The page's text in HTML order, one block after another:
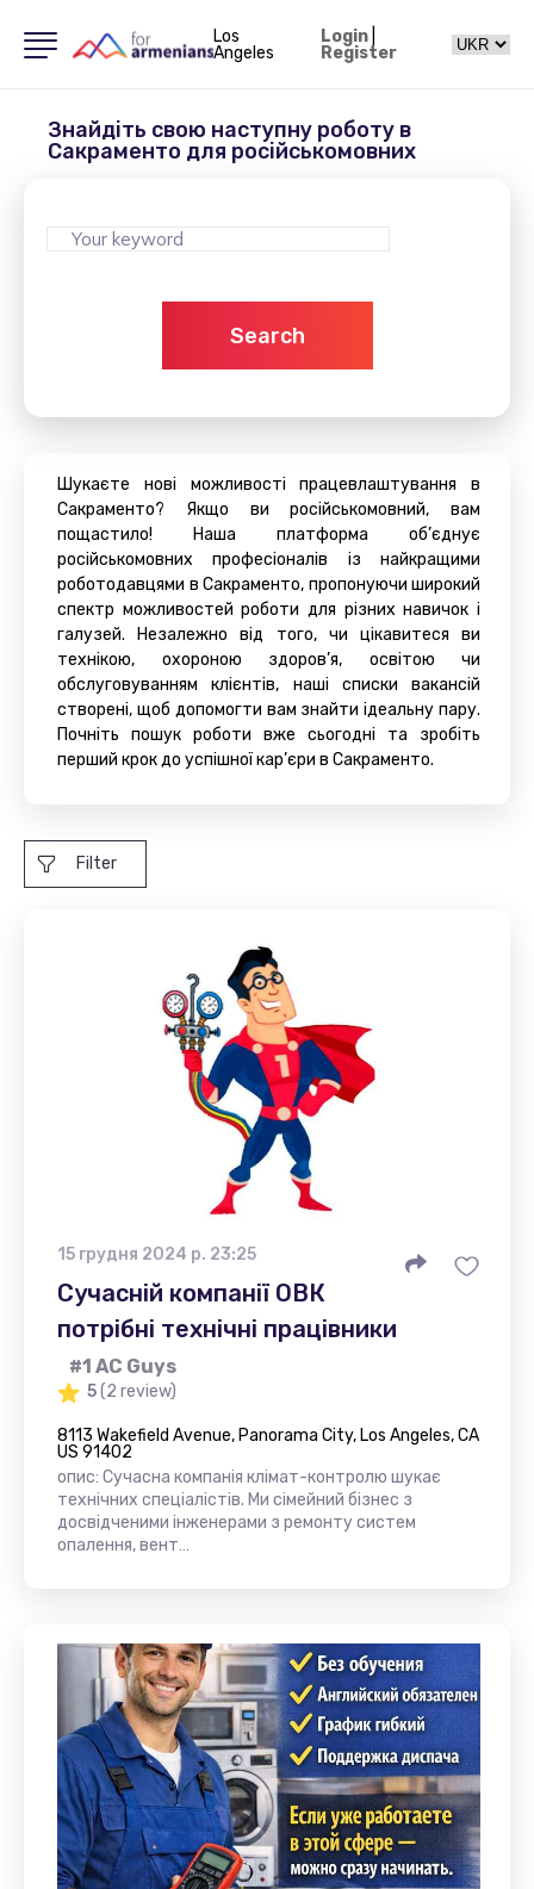
Los
Angeles
Login|
Register
Знайдіть свою наступну роботу в
Сакраменто для російськомовних
Search
Шукаєте нові можливості працевлаштування в
Сакраменто? Якщо ви російськомовний, вам
пощастило! Наша платформа об’єднує
російськомовних професіоналів із найкращими
роботодавцями в Сакраменто, пропонуючи широкий
спектр можливостей роботи для різних навичок і
галузей. Незалежно від того, чи цікавитеся ви
технікою, охороною здоров’я, освітою чи
обслуговуванням клієнтів, наші списки вакансій
створені, щоб допомогти вам знайти ідеальну пару.
Почніть пошук роботи вже сьогодні та зробіть
перший крок до успішної кар’єри в Сакраменто.
Filter
15 грудня 2024 р. 23:25
Сучасній компанії ОВК
потрібні технічні працівники
#1 AC Guys
5(2 review)
8113 Wakefield Avenue, Panorama City, Los Angeles, CA
US 91402
опис: Сучасна компанія клімат-контролю шукає
технічних спеціалістів. Ми сімейний бізнес з
досвідченими інженерами з ремонту систем
опалення, вент…